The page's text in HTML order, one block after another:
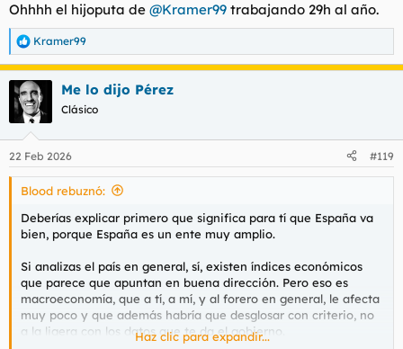
Ohhhh el hijoputa de @Kramer99 trabajando 29h al año.
R
e
a
c
c
e
s
Kramer99
Me lo dijo Pérez
Clásico
22 Feb 2026 #119
Blood rebuznó:
Deberías explicar primero que significa para tí que España va
bien, porque España es un ente muy amplio.
Si analizas el país en general, sí, existen índices económicos
que parece que apuntan en buena dirección. Pero eso es
macroeconomía, que a tí, a mí, y al forero en general, le afecta
muy poco y que además habría que desglosar con criterio, no
a la ligera con los datos que te da el gobierno.
Haz clic para expandir...